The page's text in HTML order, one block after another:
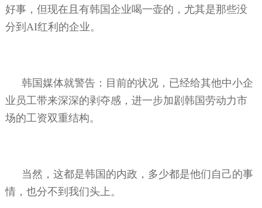
好事，但现在且有韩国企业喝一壶的，尤其是那些没
分到 AI红利的企业。
韩国媒体就警告：目前的状况，已经给其他中小企
业员工带来深深的剥夺感，进一步加剧韩国劳动力市
场的工资双重结构。
当然，这都是韩国的内政，多少都是他们自己的事
情，也分不到我们头上。